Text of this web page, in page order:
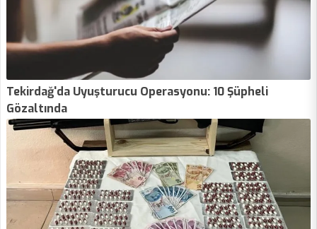
Tekirdağ'da Uyuşturucu Operasyonu: 10 Şüpheli
Gözaltında